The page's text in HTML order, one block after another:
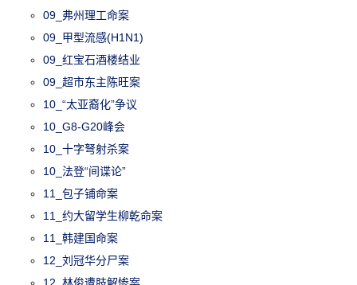
09_弗州理工命案
09_甲型流感(H1N1)
09_红宝石酒楼结业
09_超市东主陈旺案
10_“太亚裔化”争议
10_G8-G20峰会
10_十字弩射杀案
10_法登“间谍论”
11_包子铺命案
11_约大留学生柳乾命案
11_韩建国命案
12_刘冠华分尸案